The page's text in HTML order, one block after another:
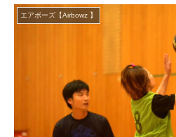
エアボーズ【Airbowz 】